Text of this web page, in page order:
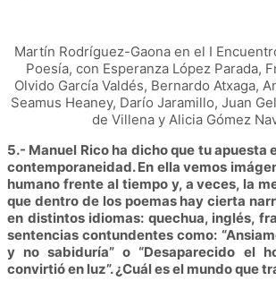
Martín Rodríguez-Gaona en el I
Poesía, con Esperanza López Parada,
Olvido García Valdés, Bernardo Atxaga,
Seamus Heaney, Darío Jaramillo, Juan
de Villena y Alicia Gómez
5.- Manuel Rico ha dicho que tu apuesta
contemporaneidad. En ella vemos
humano frente al tiempo y, a veces, la
que dentro de los poemas hay cierta
en distintos idiomas: quechua, inglés,
sentencias contundentes como:
y no sabiduría” o “Desaparecido el
convirtió en luz”. ¿Cuál es el mundo que